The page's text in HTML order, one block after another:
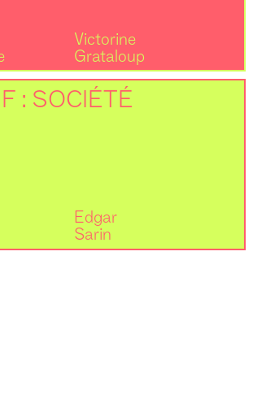
Victorine
Grataloup
: SOCIÉTÉ
Edgar
Sarin